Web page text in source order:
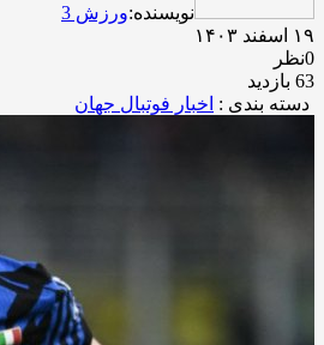
نویسنده:ورزش 3
۱۹ اسفند ۱۴۰۳
0نظر
63 بازدید
دسته بندی : اخبار فوتبال جهان